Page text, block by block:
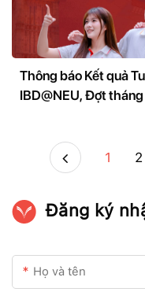
Thông báo Kết quả
IBD@NEU, Đợt
1 2
Đăng ký